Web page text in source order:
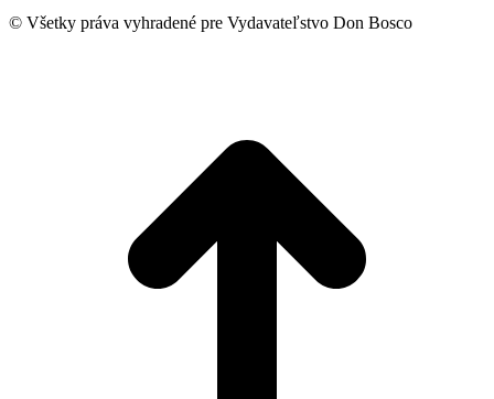
© Všetky práva vyhradené pre Vydavateľstvo Don Bosco